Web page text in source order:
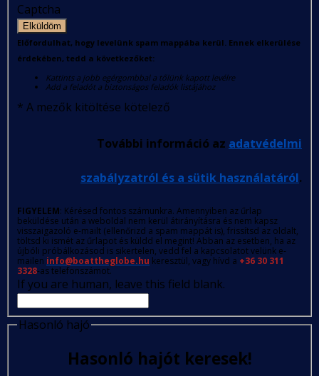
Captcha
Elküldöm
Előfordulhat, hogy levelünk spam mappába kerül. Ennek elkerülése
érdekében, tedd a következőket:
Kattints a jobb egérgombbal a tőlünk kapott levélre
Add a feladót a biztonságos feladók listájához
* A mezők kitöltése kötelező
További információ az adatvédelmi
szabályzatról és a sütik használatáról.
FIGYELEM: Kérésed fontos számunkra. Amennyiben az űrlap
beküldése után a weboldal nem kerül átirányításra és nem kapsz
visszaigazoló e-mailt (ellenőrizd a spam mappát is), frissítsd az oldalt,
töltsd ki ismét az űrlapot és küldd el megint! Abban az esetben, ha az
újbóli próbálkozásod is sikertelen, vedd fel a kapcsolatot velünk e-
mailen info@boattheglobe.hu keresztül, vagy hívd a +36 30 311
3328-as telefonszámot.
If you are human, leave this field blank.
Hasonló hajó
Hasonló hajót keresek!